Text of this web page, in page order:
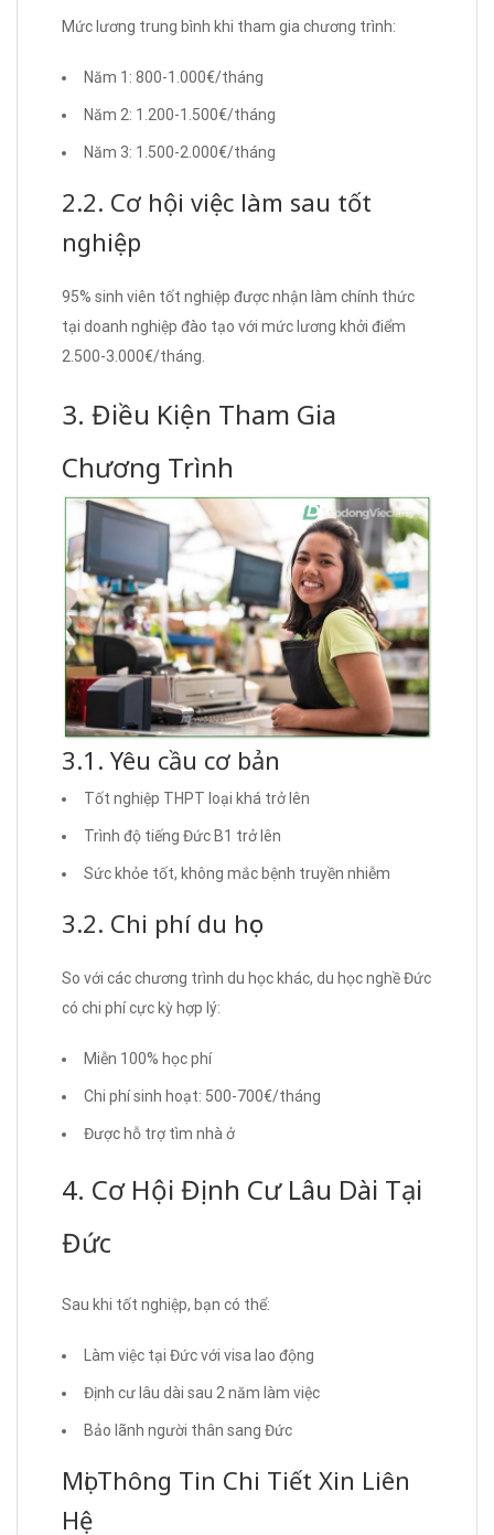
Mức lương trung bình khi tham gia chương trình:
Năm 1: 800-1.000€/tháng
Năm 2: 1.200-1.500€/tháng
Năm 3: 1.500-2.000€/tháng
2.2. Cơ hội việc làm sau tốt
nghiệp
95% sinh viên tốt nghiệp được nhận làm chính thức
tại doanh nghiệp đào tạo với mức lương khởi điểm
2.500-3.000€/tháng.
3. Điều Kiện Tham Gia
Chương Trình
3.1. Yêu cầu cơ bản
Tốt nghiệp THPT loại khá trở lên
Trình độ tiếng Đức B1 trở lên
Sức khỏe tốt, không mắc bệnh truyền nhiễm
3.2. Chi phí du học
So với các chương trình du học khác, du học nghề Đức
có chi phí cực kỳ hợp lý:
Miễn 100% học phí
Chi phí sinh hoạt: 500-700€/tháng
Được hỗ trợ tìm nhà ở
4. Cơ Hội Định Cư Lâu Dài Tại
Đức
Sau khi tốt nghiệp, bạn có thể:
Làm việc tại Đức với visa lao động
Định cư lâu dài sau 2 năm làm việc
Bảo lãnh người thân sang Đức
Mọi Thông Tin Chi Tiết Xin Liên
Hệ